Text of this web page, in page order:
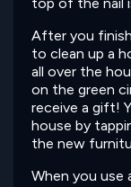
After you
to clean up a
all over the
on the green
receive a gift!
house by
the new
When you use